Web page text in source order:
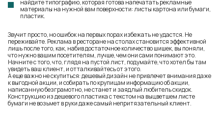
найдите типографию, которая готова напечатать рекламные
материалы на нужной вам поверхности: листы картона или бумаги,
пластик.
Звучит просто, но ошибок на первых порах избежать не удастся. Не
переживайте. Реклама в ресторане на столах становится эффективной
лишь после того, как, набив достаточное количество шишек, вы поняли,
что нужно вашим посетителям, лучше, чем они сами понимают это.
Начните с того, что, глядя на пустой лист, подумайте, что хотел бы там
увидеть ваш клиент, и отталкивайтесь от этого.
А еще важно не скупиться: дешевый дизайн не привлечет внимания даже
к выгодной акции, и собирать по крупицам информацию об акции,
написанную безграмотно, не станет и заядлый любитель скидок.
Конструкцию из дешевого пластика с текстом на выцветшем листе
бумаги не возьмет в руки даже самый непритязательный клиент.